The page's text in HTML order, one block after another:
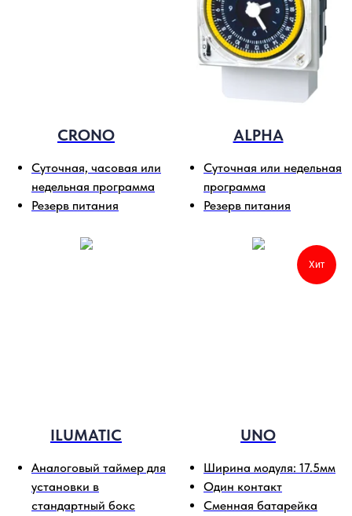
CRONO
Суточная, часовая или
недельная программа
Резерв питания
ALPHA
Суточная или недельная
программа
Резерв питания
ILUMATIC
Аналоговый таймер для
установки в
стандартный бокс
Хит
UNO
Ширина модуля: 17.5мм
Один контакт
Сменная батарейка